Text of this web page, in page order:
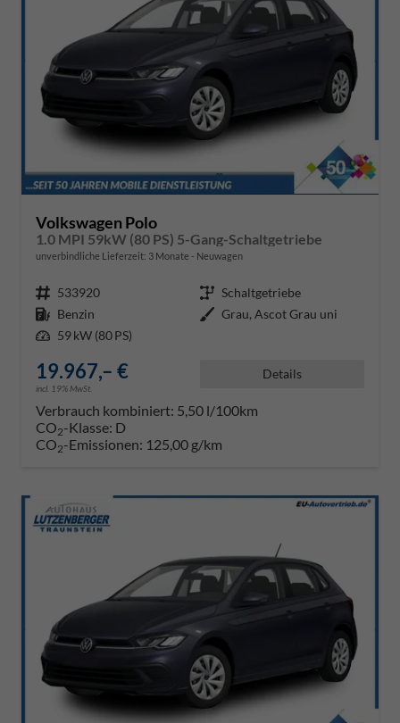
Volkswagen Polo
1.0 MPI 59kW (80 PS) 5-Gang-Schaltgetriebe
unverbindliche Lieferzeit: 3 Monate Neuwagen
Fahrzeugnr. 533920 Getriebe Schaltgetriebe
Kraftstoff Benzin Außenfarbe Grau, Ascot Grau uni
Leistung 59 kW (80 PS)
19.967,– €
incl. 19% MwSt.
Details
Verbrauch kombiniert: 5,50 l/100km
CO2-Klasse: D
CO2-Emissionen: 125,00 g/km